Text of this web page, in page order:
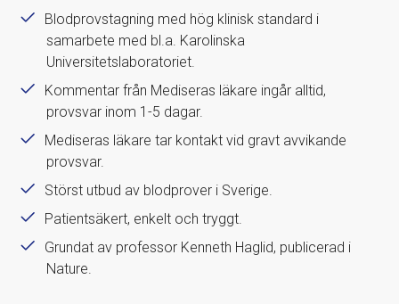
Blodprovstagning med hög klinisk standard i
samarbete med bl.a. Karolinska
Universitetslaboratoriet.
Kommentar från Mediseras läkare ingår alltid,
provsvar inom 1-5 dagar.
Mediseras läkare tar kontakt vid gravt avvikande
provsvar.
Störst utbud av blodprover i Sverige.
Patientsäkert, enkelt och tryggt.
Grundat av professor Kenneth Haglid, publicerad i
Nature.